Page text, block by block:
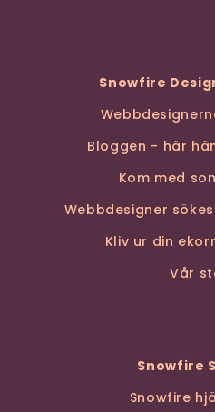
Snowfire
Bloggen - här
Kom med
Webbdesigner
Kliv ur din
Vår
Snowfire
Snowfire